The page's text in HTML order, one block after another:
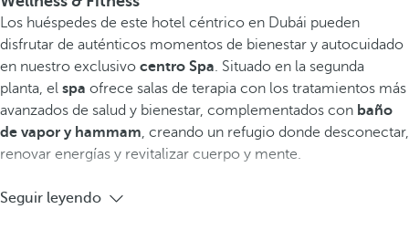
Los huéspedes de este hotel céntrico en Dubái pueden
disfrutar de auténticos momentos de bienestar y autocuidado
en nuestro exclusivo centro Spa. Situado en la segunda
planta, el spa ofrece salas de terapia con los tratamientos más
avanzados de salud y bienestar, complementados con baño
de vapor y hammam, creando un refugio donde desconectar,
renovar energías y revitalizar cuerpo y mente.
Seguir leyendo